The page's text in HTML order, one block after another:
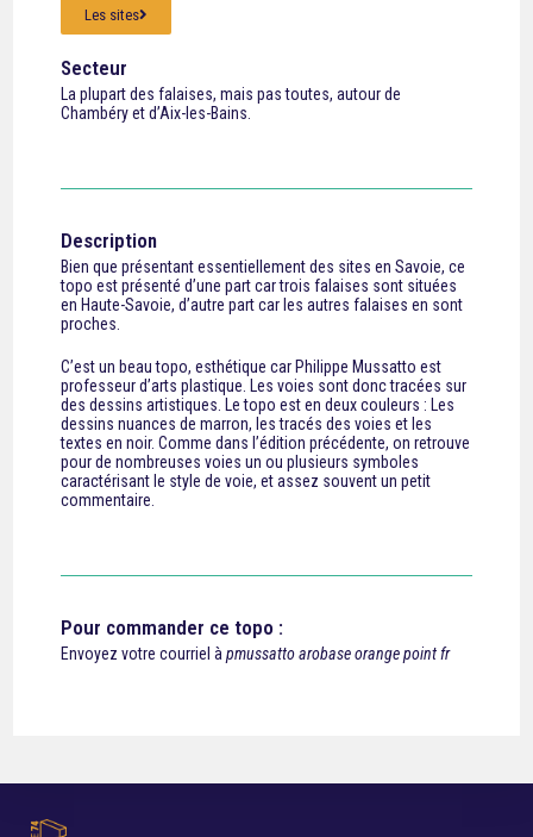
Les sites
Secteur
La plupart des falaises, mais pas toutes, autour de
Chambéry et d’Aix-les-Bains.
Description
Bien que présentant essentiellement des sites en Savoie, ce
topo est présenté d’une part car trois falaises sont situées
en Haute-Savoie, d’autre part car les autres falaises en sont
proches.
C’est un beau topo, esthétique car Philippe Mussatto est
professeur d’arts plastique. Les voies sont donc tracées sur
des dessins artistiques. Le topo est en deux couleurs : Les
dessins nuances de marron, les tracés des voies et les
textes en noir. Comme dans l’édition précédente, on retrouve
pour de nombreuses voies un ou plusieurs symboles
caractérisant le style de voie, et assez souvent un petit
commentaire.
Pour commander ce topo :
Envoyez votre courriel àpmussatto arobase orange point fr